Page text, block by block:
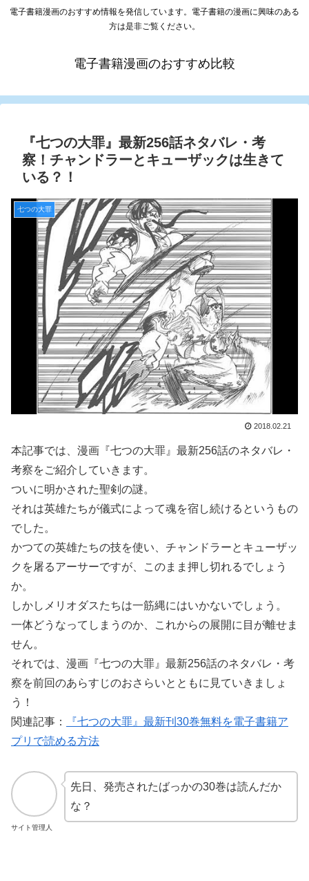
電子書籍漫画のおすすめ情報を発信しています。電子書籍の漫画に興味のある
方は是非ご覧ください。
電子書籍漫画のおすすめ比較
『七つの大罪』最新256話ネタバレ・考
察！チャンドラーとキューザックは生きて
いる？！
七つの大罪
2018.02.21
本記事では、漫画『七つの大罪』最新256話のネタバレ・
考察をご紹介していきます。
ついに明かされた聖剣の謎。
それは英雄たちが儀式によって魂を宿し続けるというもの
でした。
かつての英雄たちの技を使い、チャンドラーとキューザッ
クを屠るアーサーですが、このまま押し切れるでしょう
か。
しかしメリオダスたちは一筋縄にはいかないでしょう。
一体どうなってしまうのか、これからの展開に目が離せま
せん。
それでは、漫画『七つの大罪』最新256話のネタバレ・考
察を前回のあらすじのおさらいとともに見ていきましょ
う！
関連記事：
『七つの大罪』最新刊30巻無料を電子書籍ア
プリで読める方法
サイト管理人
先日、発売されたばっかの30巻は読んだか
な？